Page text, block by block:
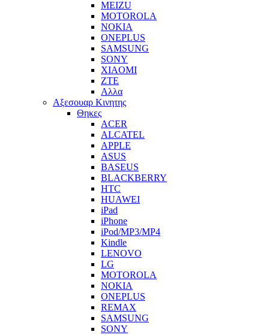
MEIZU
MOTOROLA
NOKIA
ONEPLUS
SAMSUNG
SONY
XIAOMI
ZTE
Αλλα
Αξεσουαρ Κινητης
Θηκες
ACER
ALCATEL
APPLE
ASUS
BASEUS
BLACKBERRY
HTC
HUAWEI
iPad
iPhone
iPod/MP3/MP4
Kindle
LENOVO
LG
MOTOROLA
NOKIA
ONEPLUS
REMAX
SAMSUNG
SONY